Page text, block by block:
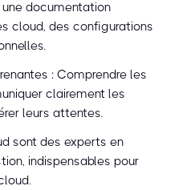
documentation
cloud, des configurations
: Comprendre les
clairement les
leurs attentes.
sont des experts en
indispensables pour